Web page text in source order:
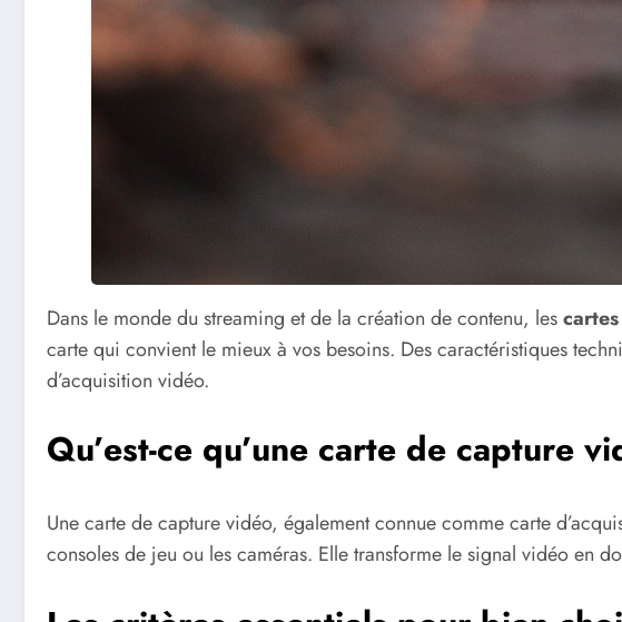
Dans le monde du streaming et de la création de contenu, les
carte qui convient le mieux à vos besoins. Des caractéristiques
d’acquisition vidéo.
Qu’est-ce qu’une carte de capture
Une carte de capture vidéo, également connue comme carte
consoles de jeu ou les caméras. Elle transforme le signal vidéo en